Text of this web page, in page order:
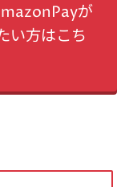
が
い方はこち